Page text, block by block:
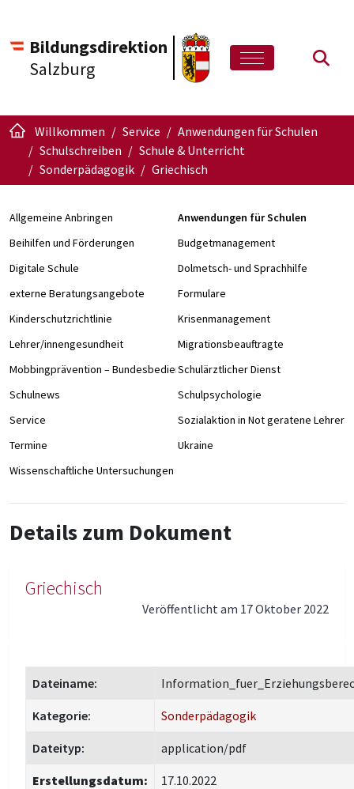
Bildungsdirektion
Salzburg
Willkommen Service
Anwendungen für Schulen
Schulschreiben
Schule & Unterricht
Sonderpädagogik
Griechisch
Allgemeine Anbringen
Anwendungen für Schulen
Beihilfen und Förderungen
Budgetmanagement
Digitale Schule
Dolmetsch- und Sprachhilfe
externe Beratungsangebote
Formulare
Kinderschutzrichtlinie
Krisenmanagement
Lehrer/innengesundheit
Migrationsbeauftragte
Mobbingprävention – Bundesbedienstete an Schulen
Schulärztlicher Dienst
Schulnews
Schulpsychologie
Service
Sozialaktion in Not geratene Lehrer/
Termine
Ukraine
Wissenschaftliche Untersuchungen
Details zum Dokument
Griechisch
Veröffentlicht am 17 Oktober 2022
Dateiname:
Kategorie: Sonderpädagogik
Dateityp: application/pdf
Erstellungsdatum: 17.10.2022